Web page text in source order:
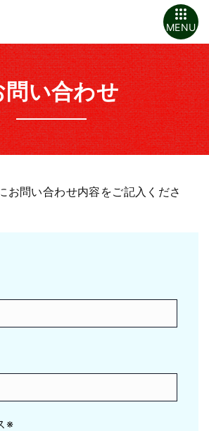
MENU
問い合わせ
お問い合わせ内容をご記入くださ
※